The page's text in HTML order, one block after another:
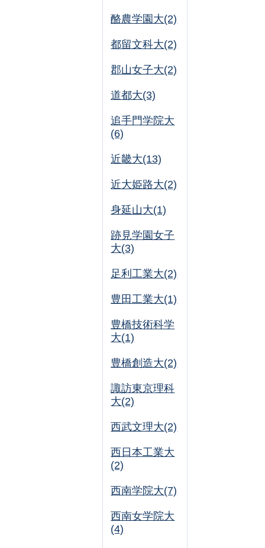
酪農学園大(2)
都留文科大(2)
郡山女子大(2)
道都大(3)
追手門学院大
(6)
近畿大(13)
近大姫路大(2)
身延山大(1)
跡見学園女子
大(3)
足利工業大(2)
豊田工業大(1)
豊橋技術科学
大(1)
豊橋創造大(2)
諏訪東京理科
大(2)
西武文理大(2)
西日本工業大
(2)
西南学院大(7)
西南女学院大
(4)